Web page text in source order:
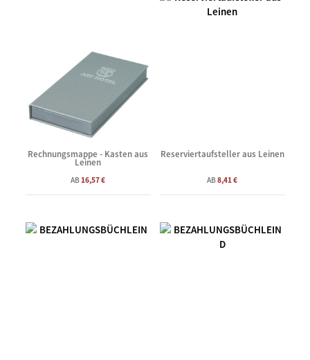
Rechnungsmappe - Kasten aus
Leinen
AB 16,57 €
Reserviertaufsteller aus Leinen
AB8,41 €